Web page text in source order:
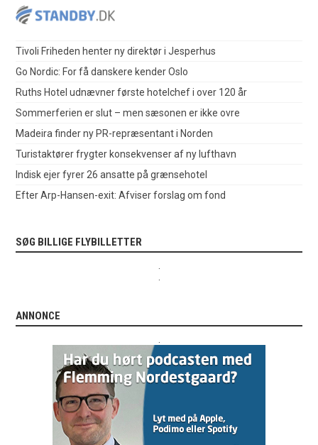
Tivoli Friheden henter ny direktør i Jesperhus
Go Nordic: For få danskere kender Oslo
Ruths Hotel udnævner første hotelchef i over 120 år
Sommerferien er slut – men sæsonen er ikke ovre
Madeira finder ny PR-repræsentant i Norden
Turistaktører frygter konsekvenser af ny lufthavn
Indisk ejer fyrer 26 ansatte på grænsehotel
Efter Arp-Hansen-exit: Afviser forslag om fond
SØG BILLIGE FLYBILLETTER
ANNONCE